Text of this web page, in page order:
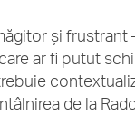
și
ar fi putut
de la